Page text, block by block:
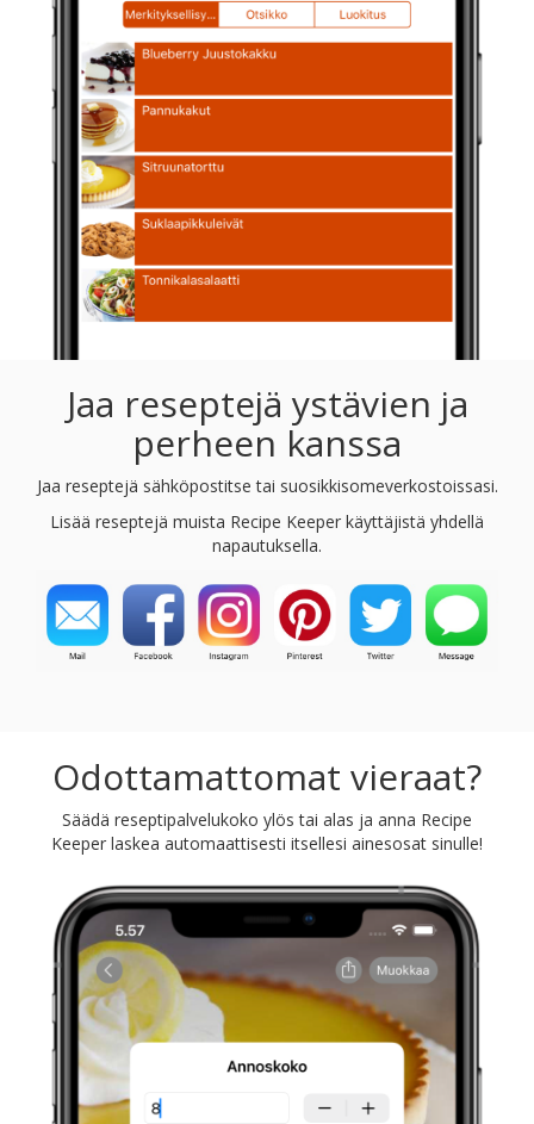
Jaa reseptejä ystävien ja
perheen kanssa
Jaa reseptejä sähköpostitse tai suosikkisomeverkostoissasi.
Lisää reseptejä muista Recipe Keeper käyttäjistä yhdellä
napautuksella.
Odottamattomat vieraat?
Säädä reseptipalvelukoko ylös tai alas ja anna Recipe
Keeper laskea automaattisesti itsellesi ainesosat sinulle!